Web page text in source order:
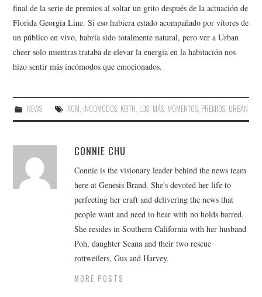
final de la serie de premios al soltar un grito después de la actuación de
Florida Georgia Line. Si eso hubiera estado acompañado por vítores de
un público en vivo, habría sido totalmente natural, pero ver a Urban
cheer solo mientras trataba de elevar la energía en la habitación nos
hizo sentir más incómodos que emocionados.
NEWS ACM, INCÓMODOS, KEITH, LOS, MÁS, MOMENTOS, PREMIOS, URBAN
CONNIE CHU
Connie is the visionary leader behind the news team
here at Genesis Brand. She's devoted her life to
perfecting her craft and delivering the news that
people want and need to hear with no holds barred.
She resides in Southern California with her husband
Poh, daughter Seana and their two rescue
rottweilers, Gus and Harvey.
MORE POSTS